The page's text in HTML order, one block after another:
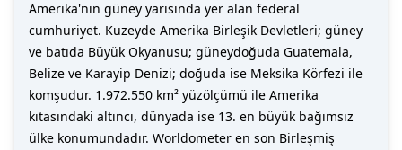
Amerika'nın güney yarısında yer alan federal
cumhuriyet. Kuzeyde Amerika Birleşik Devletleri; güney
ve batıda Büyük Okyanusu; güneydoğuda Guatemala,
Belize ve Karayip Denizi; doğuda ise Meksika Körfezi ile
komşudur. 1.972.550 km² yüzölçümü ile Amerika
kıtasındaki altıncı, dünyada ise 13. en büyük bağımsız
ülke konumundadır. Worldometer en son Birleşmiş